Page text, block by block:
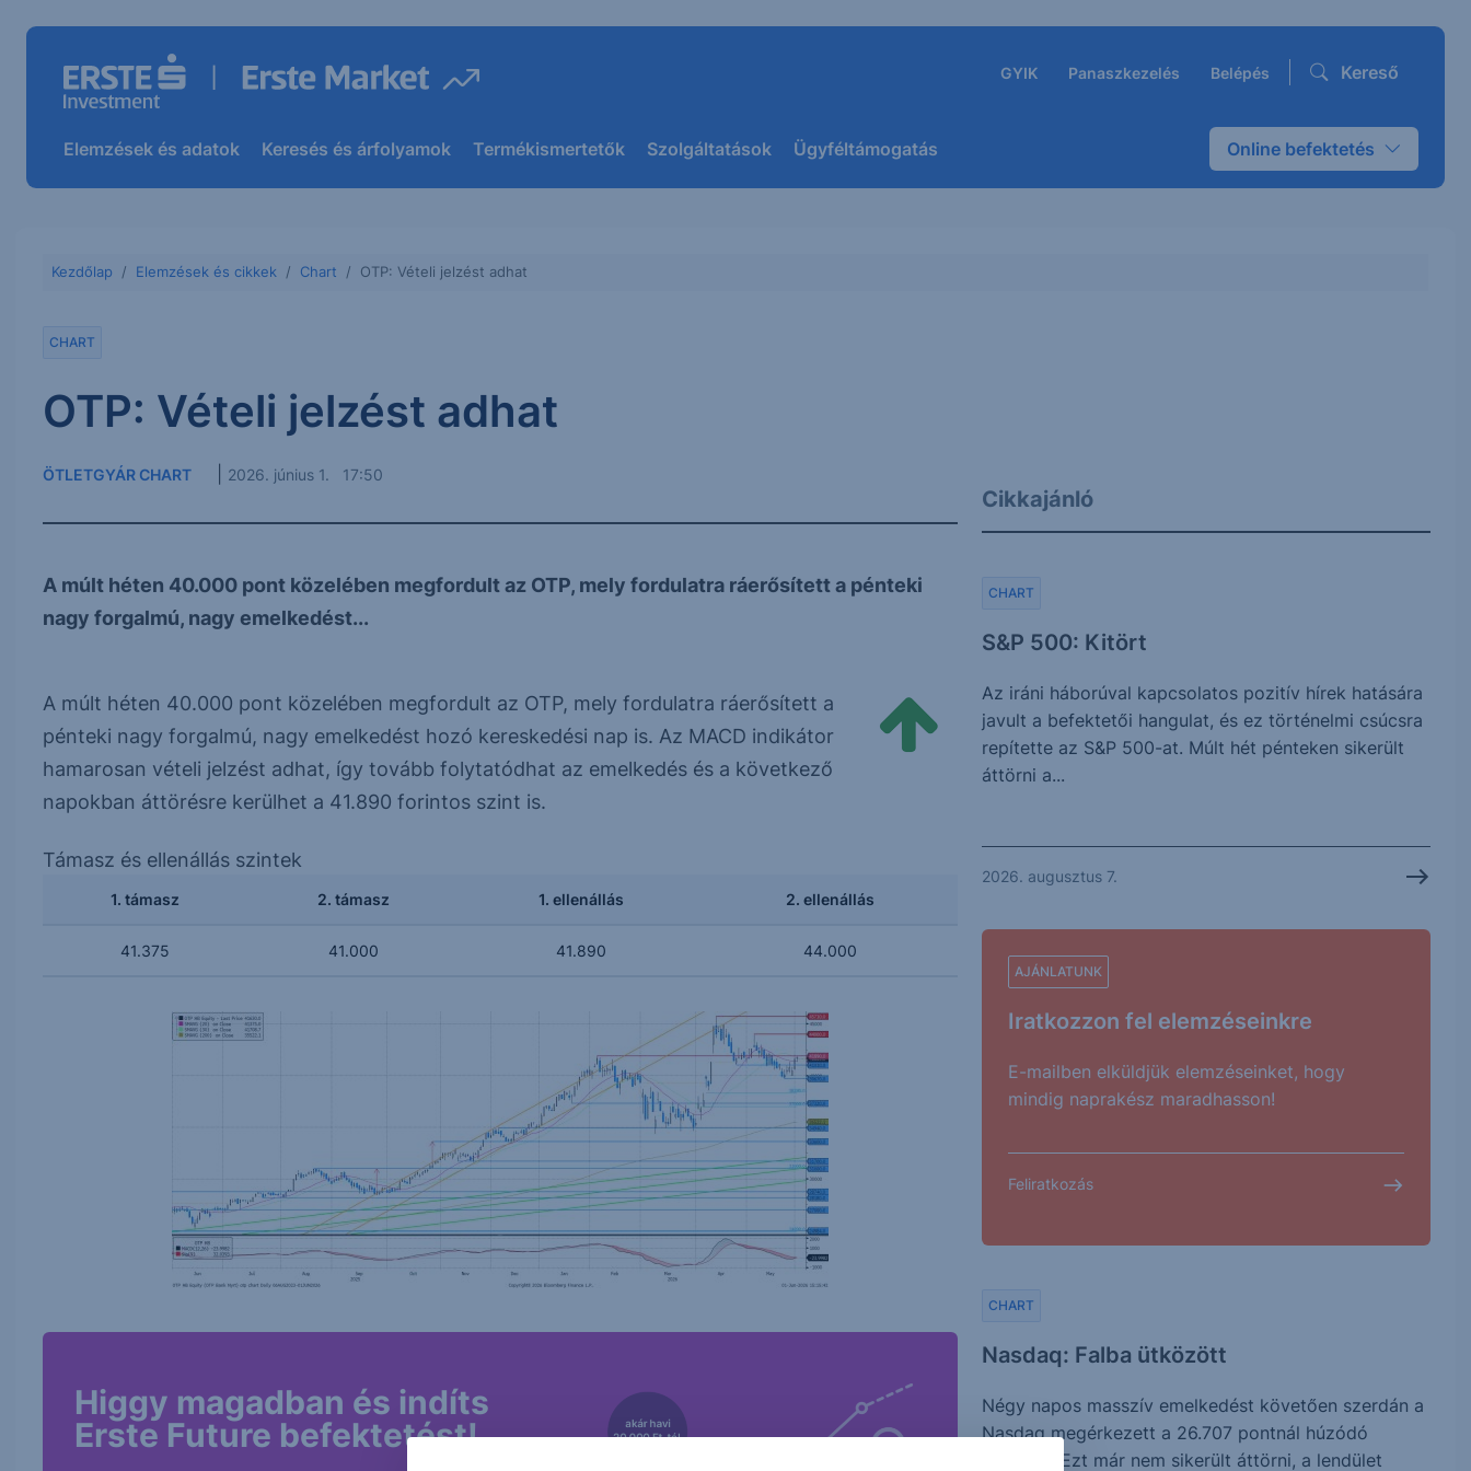
GYIK Panaszkezelés Belépés Kereső
Elemzések és adatok Keresés és árfolyamok Termékismertetők Szolgáltatások Ügyféltámogatás Online befektetés
Kezdőlap Elemzések és cikkek Chart OTP: Vételi jelzést adhat
CHART
OTP: Vételi jelzést adhat
ÖTLETGYÁR CHART 2026. június 1. 17:50
A múlt héten 40.000 pont közelében megfordult az OTP, mely fordulatra ráerősített a pénteki
nagy forgalmú, nagy emelkedést...
A múlt héten 40.000 pont közelében megfordult az OTP, mely fordulatra ráerősített a
pénteki nagy forgalmú, nagy emelkedést hozó kereskedési nap is. Az MACD indikátor
hamarosan vételi jelzést adhat, így tovább folytatódhat az emelkedés és a következő
napokban áttörésre kerülhet a 41.890 forintos szint is.
Támasz és ellenállás szintek
1. támasz 2. támasz 1. ellenállás 2. ellenállás
41.375 41.000 41.890 44.000
Higgy magadban és indíts
Erste Future befektetést!
Cikkajánló
S&P 500: Kitört
CHART
Az iráni háborúval kapcsolatos pozitív hírek hatására
javult a befektetői hangulat, és ez történelmi csúcsra
repítette az S&P 500-at. Múlt hét pénteken sikerült
áttörni a...
2026. augusztus 7.
AJÁNLATUNK
Iratkozzon fel elemzéseinkre
E-mailben elküldjük elemzéseinket, hogy
mindig naprakész maradhasson!
Feliratkozás
Nasdaq: Falba ütközött
CHART
Négy napos masszív emelkedést követően szerdán a
Nasdaq megérkezett a 26.707 pontnál húzódó
szinthez. Ezt már nem sikerült áttörni, a lendület